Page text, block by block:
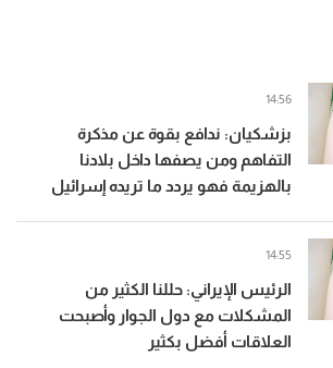
بزشكيان: ندافع بقوة عن مذكرة
التفاهم ومن يصفها داخل بلادنا
بالهزيمة فهو يردد ما تريده إسرائيل
14:56
الرئيس الإيراني: حللنا الكثير من
المشكلات مع دول الجوار وأصبحت
العلاقات أفضل بكثير
14:55